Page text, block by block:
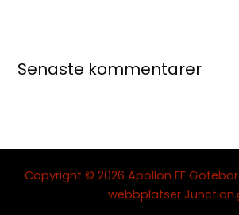
Senaste kommentarer
Copyright © 2026 Apollon FF
webbplatser